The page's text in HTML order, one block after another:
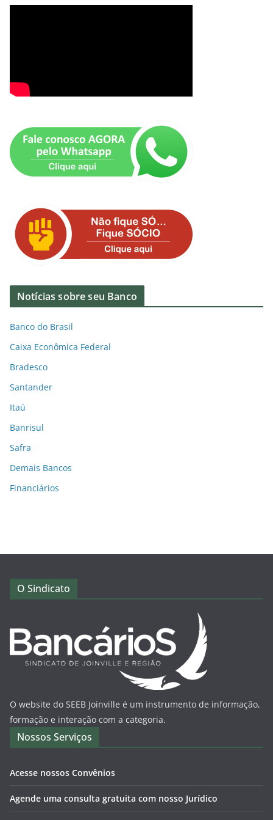
Notícias sobre seu Banco
Banco do Brasil
Caixa Econômica Federal
Bradesco
Santander
Itaú
Banrisul
Safra
Demais Bancos
Financiários
O Sindicato
O website do SEEB Joinville é um instrumento de informação,
formação e interação com a categoria.
Nossos Serviços
Acesse nossos Convênios
Agende uma consulta gratuita com nosso Jurídico